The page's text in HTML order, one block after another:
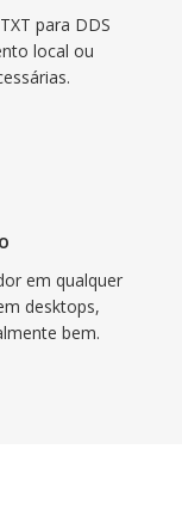
para DDS
local ou
em qualquer
desktops,
bem.